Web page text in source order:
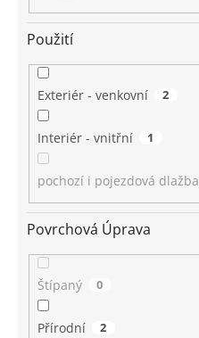
Použití
Exteriér - venkovní 2
Interiér - vnitřní 1
pochozí i pojezdová dlažba
Povrchová Úprava
Štípaný 0
Přírodní 2